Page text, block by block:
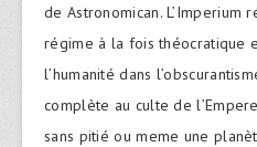
de Astronomican. L’Imperium
régime à la fois théocratique
l’humanité dans
complète au culte de
sans pitié ou meme une